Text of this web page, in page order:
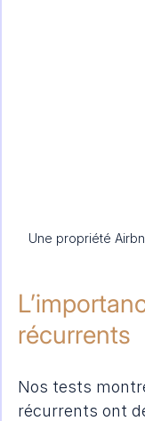
Une propriété
récurrents
Nos tests
récurrents ont